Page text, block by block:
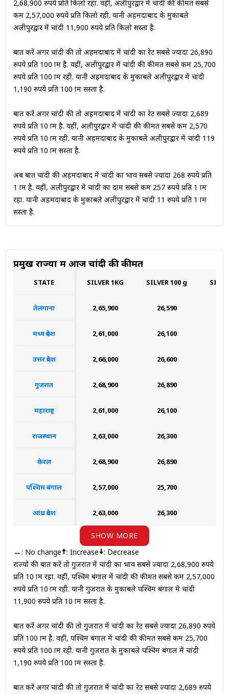
2,68,900 रुपये प्रति किलो रहा. वहीं, अलीपुरद्वार में चांदी की कीमत सबसे
कम 2,57,000 रुपये प्रति किलो रही. यानी अहमदाबाद के मुकाबले
अलीपुरद्वार में चांदी 11,900 रुपये प्रति किलो सस्ता है.
बात करें अगर चांदी की तो अहमदाबाद में चांदी का रेट सबसे ज्यादा 26,890
रुपये प्रति 100 ग्राम है. वहीं, अलीपुरद्वार में चांदी की कीमत सबसे कम 25,700
रुपये प्रति 100 ग्राम रही. यानी अहमदाबाद के मुकाबले अलीपुरद्वार में चांदी
1,190 रुपये प्रति 100 ग्राम सस्ता है.
बात करें अगर चांदी की तो अहमदाबाद में चांदी का रेट सबसे ज्यादा 2,689
रुपये प्रति 10 ग्राम है. वहीं, अलीपुरद्वार में चांदी की कीमत सबसे कम 2,570
रुपये प्रति 10 ग्राम रही. यानी अहमदाबाद के मुकाबले अलीपुरद्वार में चांदी 119
रुपये प्रति 10 ग्राम सस्ता है.
अब बात चांदी की अहमदाबाद में चांदी का भाव सबसे ज्यादा 268 रुपये प्रति
1 ग्राम है. वहीं, अलीपुरद्वार में चांदी का दाम सबसे कम 257 रुपये प्रति 1 ग्राम
रहा. यानी अहमदाबाद के मुकाबले अलीपुरद्वार में चांदी 11 रुपये प्रति 1 ग्राम
सस्ता है.
प्रमुख राज्यों में आज चांदी की कीमत
STATE SILVER 1KG SILVER 100 g
तेलंगाना ₹2,65,900 ₹26,590
मध्य प्रदेश ₹2,61,000 ₹26,100
उत्तर प्रदेश ₹2,66,000 ₹26,600
गुजरात ₹2,68,900 ₹26,890
महाराष्ट्र ₹2,61,000 ₹26,100
राजस्थान ₹2,63,000 ₹26,300
केरल ₹2,68,900 ₹26,890
पश्चिम बंगाल ₹2,57,000 ₹25,700
आंध्र प्रदेश ₹2,63,000 ₹26,300
SHOW MORE
↔: No change : Increase : Decrease
राज्यों की बात करें तो गुजरात में चांदी का भाव सबसे ज्यादा 2,68,900 रुपये
प्रति 10 ग्राम रहा. वहीं, पश्चिम बंगाल में चांदी की कीमत सबसे कम 2,57,000
रुपये प्रति 10 ग्राम रही. यानी गुजरात के मुकाबले पश्चिम बंगाल में चांदी
11,900 रुपये प्रति 10 ग्राम सस्ता है.
बात करें अगर चांदी की तो गुजरात में चांदी का रेट सबसे ज्यादा 26,890 रुपये
प्रति 100 ग्राम है. वहीं, पश्चिम बंगाल में चांदी की कीमत सबसे कम 25,700
रुपये प्रति 100 ग्राम रही. यानी गुजरात के मुकाबले पश्चिम बंगाल में चांदी
1,190 रुपये प्रति 100 ग्राम सस्ता है.
बात करें अगर चांदी की तो गुजरात में चांदी का रेट सबसे ज्यादा 2,689 रुपये